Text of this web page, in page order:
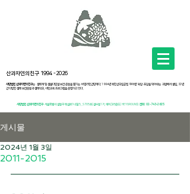
산과자연의친구 1994 -2026
사단법인 산과자연의친구는 생태계 및 생물다양성 보전 운동을 펼치는 비영리민간단체다. 1994년 북한산국립공원 ‘우이령’ 확장·포장을 막아내는 과정에서 설립, 32년
간 다양한 생태 보전운동과 생태학교, 시민교육 프로그램을 운영하고 있다 .
사단법인 산과자연의친구 서울특별시 성동구 뚝섬로1나길 5, .S705호(성수동1가, 헤이그라운드( HEYGROUND) 전화: 02-743-2625
게시물
2011-2015
2024년 1월 3일